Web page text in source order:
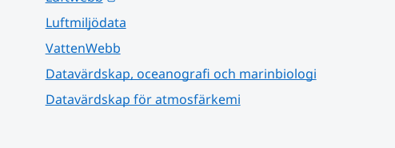
Luftmiljödata
VattenWebb
Datavärdskap, oceanografi och marinbiologi
Datavärdskap för atmosfärkemi